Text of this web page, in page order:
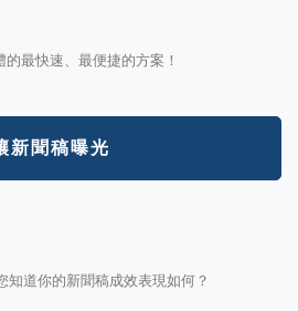
最快速、最便捷的方案！
新聞稿曝光
道你的新聞稿成效表現如何？